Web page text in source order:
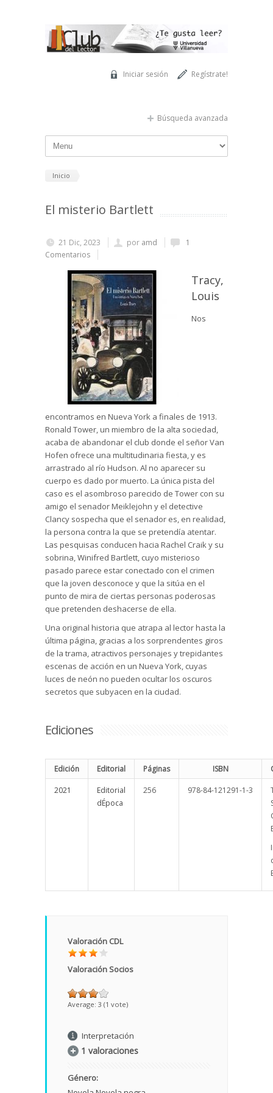
Regístrate!
Iniciar sesión
Búsqueda avanzada
Inicio
El misterio Bartlett
21 Dic, 2023 por amd
1
Comentarios
Tracy,
Louis
Nos
encontramos en Nueva York a finales de 1913.
Ronald Tower, un miembro de la alta sociedad,
acaba de abandonar el club donde el señor Van
Hofen ofrece una multitudinaria fiesta, y es
arrastrado al río Hudson. Al no aparecer su
cuerpo es dado por muerto. La única pista del
caso es el asombroso parecido de Tower con su
amigo el senador Meiklejohn y el detective
Clancy sospecha que el senador es, en realidad,
la persona contra la que se pretendía atentar.
Las pesquisas conducen hacia Rachel Craik y su
sobrina, Winifred Bartlett, cuyo misterioso
pasado parece estar conectado con el crimen
que la joven desconoce y que la sitúa en el
punto de mira de ciertas personas poderosas
que pretenden deshacerse de ella.
Una original historia que atrapa al lector hasta la
última página, gracias a los sorprendentes giros
de la trama, atractivos personajes y trepidantes
escenas de acción en un Nueva York, cuyas
luces de neón no pueden ocultar los oscuros
secretos que subyacen en la ciudad.
Ediciones
Edición Editorial Páginas ISBN
2021
Editorial
dÉpoca
256 978-84-121291-1-3
Valoración CDL
Valoración Socios
Average: 3 (1 vote)
Interpretación
1 valoraciones
Género: